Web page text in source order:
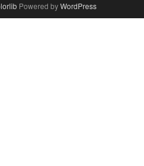
Powered byWordPress